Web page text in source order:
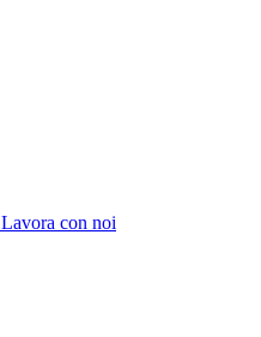
Lavora con noi